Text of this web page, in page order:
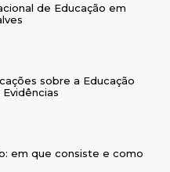
de Educação em
sobre a Educação
em que consiste e como